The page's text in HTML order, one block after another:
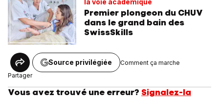
la voie académique
Premier plongeon du CHUV
dans le grand bain des
SwissSkills
Partager
Source privilégiée Comment ça marche
Vous avez trouvé une erreur? Signalez-la